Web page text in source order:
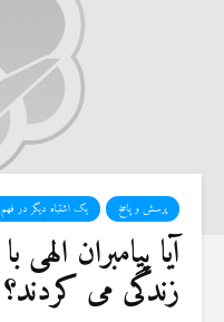
پرسش و پاسخ یک اشتباه دیگر در
آیا پیامبران
زندگی می کردند؟